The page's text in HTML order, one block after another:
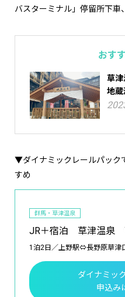
バスターミナル」停留所下車
おす
草津
地蔵
▼ダイナミックレールパック
すめ
群馬・草津温泉
JR＋宿泊 草津温泉
1泊2日／上野駅⇔長野原草津
ダイナミッ
申込み